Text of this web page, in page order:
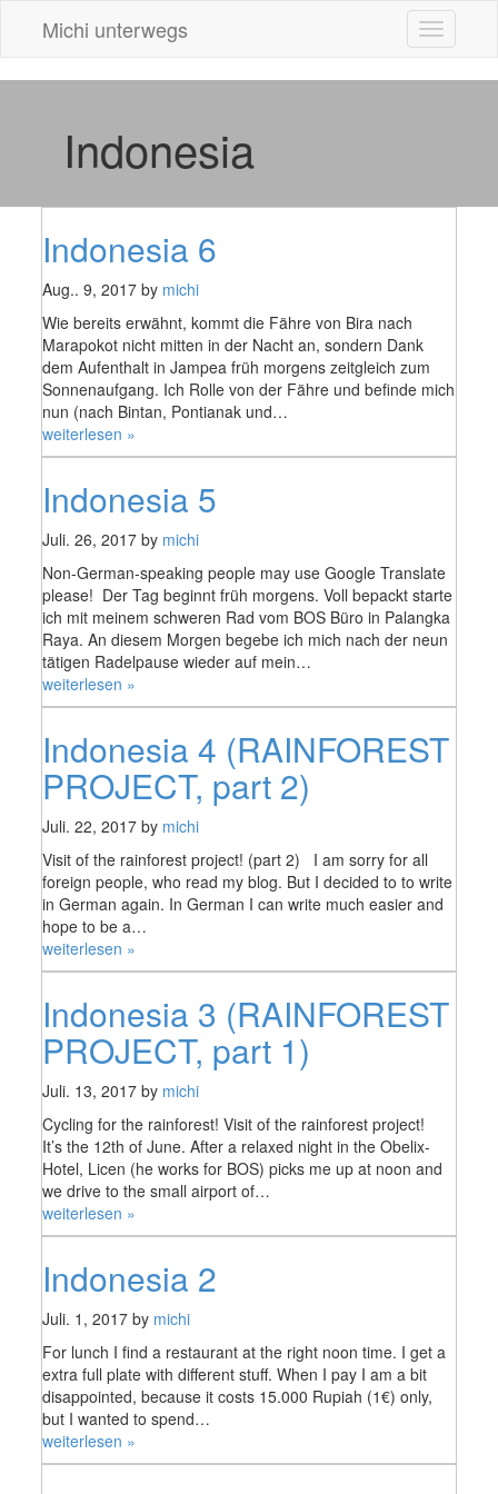
Toggle
Michi unterwegs
Indonesia
Indonesia 6
Aug.. 9, 2017 by michi
Wie bereits erwähnt, kommt die Fähre von Bira nach
Marapokot nicht mitten in der Nacht an, sondern Dank
dem Aufenthalt in Jampea früh morgens zeitgleich zum
Sonnenaufgang. Ich Rolle von der Fähre und befinde mich
nun (nach Bintan, Pontianak und…
„Indonesia
6“
weiterlesen »
Indonesia 5
Juli. 26, 2017 by michi
Non-German-speaking people may use Google Translate
please! Der Tag beginnt früh morgens. Voll bepackt starte
ich mit meinem schweren Rad vom BOS Büro in Palangka
Raya. An diesem Morgen begebe ich mich nach der neun
tätigen Radelpause wieder auf mein…
„Indonesia
5“
weiterlesen »
Indonesia 4 (RAINFOREST
PROJECT, part 2)
Juli. 22, 2017 by michi
Visit of the rainforest project! (part 2) I am sorry for all
foreign people, who read my blog. But I decided to to write
in German again. In German I can write much easier and
hope to be a…
„Indonesia
4
PROJECT,
part
2)“
weiterlesen »
Indonesia 3 (RAINFOREST
PROJECT, part 1)
Juli. 13, 2017 by michi
Cycling for the rainforest! Visit of the rainforest project!
It’s the 12th of June. After a relaxed night in the Obelix-
Hotel, Licen (he works for BOS) picks me up at noon and
we drive to the small airport of…
„Indonesia
3
PROJECT,
1)“
weiterlesen »
Indonesia 2
Juli. 1, 2017 by michi
For lunch I find a restaurant at the right noon time. I get a
extra full plate with different stuff. When I pay I am a bit
disappointed, because it costs 15.000 Rupiah (1€) only,
but I wanted to spend…
„Indonesia
2“
weiterlesen »